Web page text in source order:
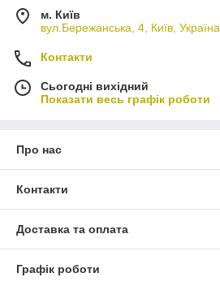
м. Київ
вул.Бережанська, 4, Київ, Україна
Контакти
Сьогодні вихідний
Показати весь графік роботи
Про нас
Контакти
Доставка та оплата
Графік роботи